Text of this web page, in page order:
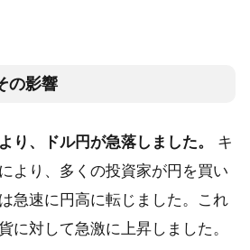
の影響
り、ドル円が急落しました。
キ
より、多くの投資家が円を買い
急速に円高に転じました。これ
に対して急激に上昇しました。